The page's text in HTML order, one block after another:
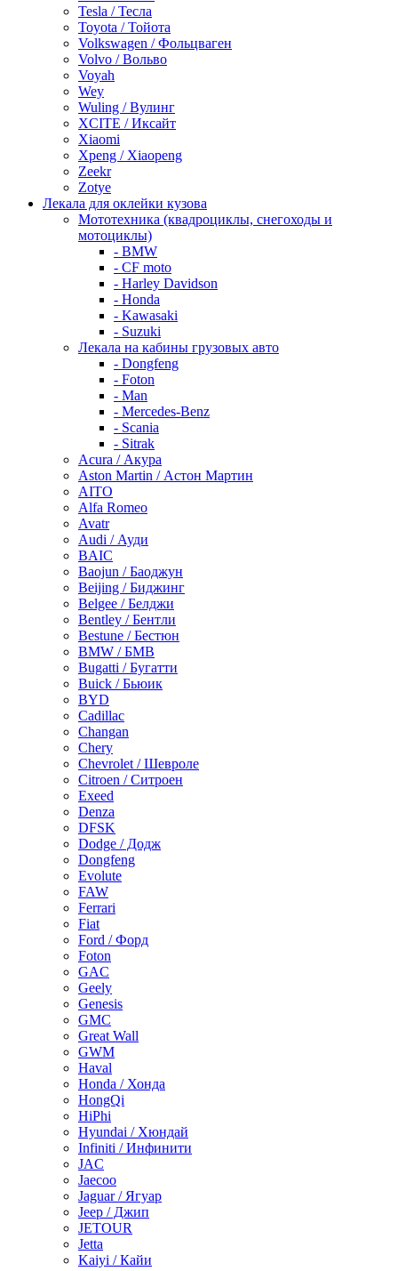
Tesla / Тесла
Toyota / Тойота
Volkswagen / Фольцваген
Volvo / Вольво
Voyah
Wey
Wuling / Вулинг
XCITE / Иксайт
Xiaomi
Xpeng / Xiaopeng
Zeekr
Zotye
Лекала для оклейки кузова
Мототехника (квадроциклы, снегоходы и
мотоциклы)
- BMW
- CF moto
- Harley Davidson
- Honda
- Kawasaki
- Suzuki
Лекала на кабины грузовых авто
- Dongfeng
- Foton
- Man
- Mercedes-Benz
- Scania
- Sitrak
Acura / Акура
Aston Martin / Астон Мартин
AITO
Alfa Romeo
Avatr
Audi / Ауди
BAIC
Baojun / Баоджун
Beijing / Биджинг
Belgee / Белджи
Bentley / Бентли
Bestune / Бестюн
BMW / БМВ
Bugatti / Бугатти
Buick / Бьюик
BYD
Cadillac
Changan
Chery
Chevrolet / Шевроле
Citroen / Ситроен
Exeed
Denza
DFSK
Dodge / Додж
Dongfeng
Evolute
FAW
Ferrari
Fiat
Ford / Форд
Foton
GAC
Geely
Genesis
GMC
Great Wall
GWM
Haval
Honda / Хонда
HongQi
HiPhi
Hyundai / Хюндай
Infiniti / Инфинити
JAC
Jaecoo
Jaguar / Ягуар
Jeep / Джип
JETOUR
Jetta
Kaiyi / Кайи